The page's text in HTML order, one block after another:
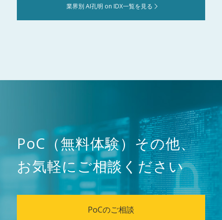
業界別 AI孔明 on IDX一覧を見る
PoC（無料体験）その他、
お気軽にご相談ください
PoCのご相談